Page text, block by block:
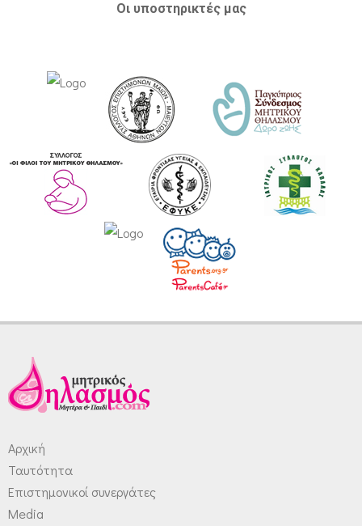
Οι υποστηρικτές μας
Αρχική
Ταυτότητα
Επιστημονικοί συνεργάτες
Media